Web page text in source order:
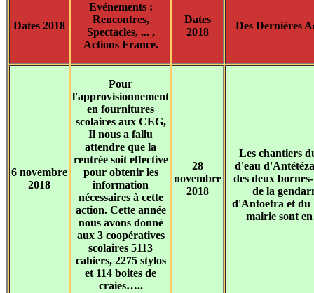
Dates 2018
Evénements :
Rencontres,
Spectacles, ... ,
Actions France.
Dates
2018
Des Dernières
6 novembre
2018
Pour
l'approvisionnement
en fournitures
scolaires aux CEG,
Il nous a fallu
attendre que la
rentrée soit effective
pour obtenir les
information
nécessaires à cette
action. Cette année
nous avons donné
aux 3 coopératives
scolaires 5113
cahiers, 2275 stylos
et 114 boites de
craies…..
28
novembre
2018
Les chantiers
d'eau
des deux
de la
d'Antoetra et du
mairie sont